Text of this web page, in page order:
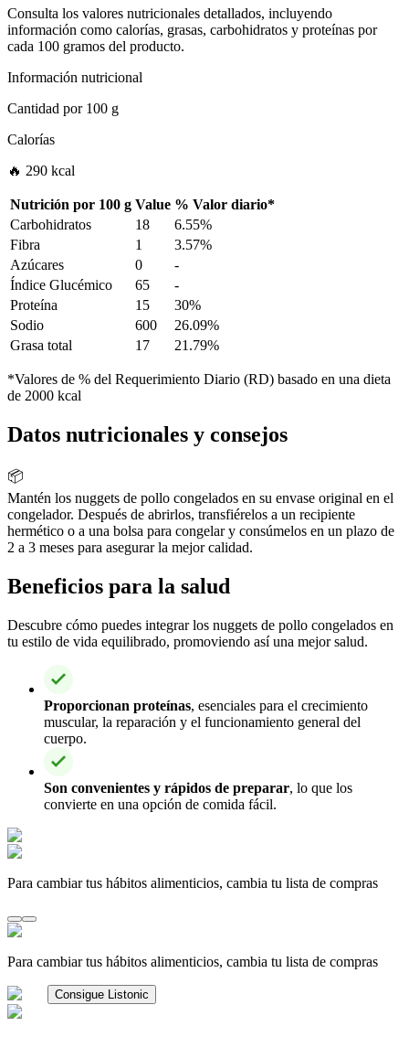
Consulta los valores nutricionales detallados, incluyendo
información como calorías, grasas, carbohidratos y proteínas por
cada 100 gramos del producto.
Información nutricional
Cantidad por100 g
Calorías
🔥 290 kcal
Nutrición por 100 g Value % Valor diario*
Carbohidratos
18
6.55%
Fibra
1
3.57%
Azúcares
0
-
Índice Glucémico
65
-
Proteína
15
30%
Sodio
600
26.09%
Grasa total
17 21.79%
*Valores de % del Requerimiento Diario (RD) basado en una dieta
de 2000 kcal
Datos nutricionales y consejos
📦
Mantén los nuggets de pollo congelados en su envase original en el
congelador. Después de abrirlos, transfiérelos a un recipiente
hermético o a una bolsa para congelar y consúmelos en un plazo de
2 a 3 meses para asegurar la mejor calidad.
Beneficios para la salud
Descubre cómo puedes integrar los nuggets de pollo congelados en
tu estilo de vida equilibrado, promoviendo así una mejor salud.
Proporcionan proteínas, esenciales para el crecimiento
muscular, la reparación y el funcionamiento general del
cuerpo.
Son convenientes y rápidos de preparar, lo que los
convierte en una opción de comida fácil.
Para cambiar tus hábitos alimenticios, cambia tu lista de compras
Para cambiar tus hábitos alimenticios, cambia tu lista de compras
Consigue Listonic